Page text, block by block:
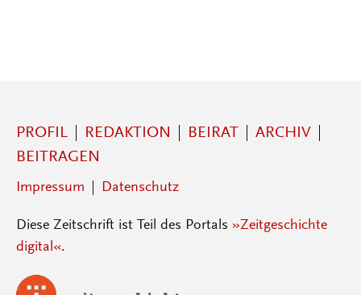
PROFIL REDAKTION BEIRAT
ARCHIV
BEITRAGEN
Impressum Datenschutz
Diese Zeitschrift ist Teil des Portals »Zeitgeschichte
digital«.